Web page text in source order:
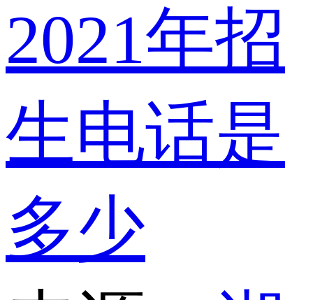
2021年招
生电话是
多少